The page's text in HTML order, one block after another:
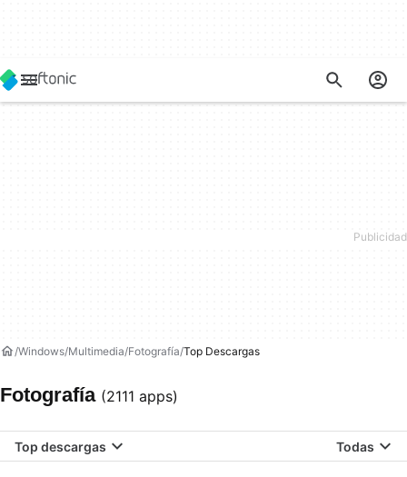
Windows Multimedia Fotografía Top Descargas
Fotografía (2111 apps)
Top descargas Todas